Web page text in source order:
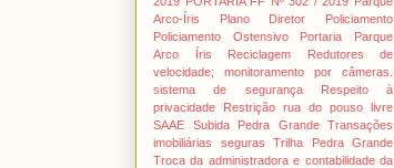
Arco-Íris
Plano Diretor
Policiamento
Policiamento Ostensivo
Portaria Parque
Arco Íris
Reciclagem
Redutores de
velocidade; monitoramento por câmeras.
sistema de segurança
Respeito à
privacidade
Restrição rua do pouso livre
SAAE
Subida Pedra Grande
Transações
imobiliárias seguras
Trilha Pedra Grande
Troca da administradora e contabilidade da